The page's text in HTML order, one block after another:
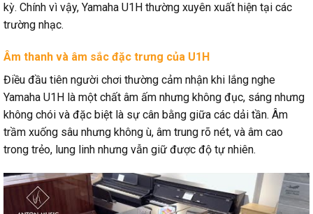
kỳ. Chính vì vậy, Yamaha U1H thường xuyên xuất hiện tại các
trường nhạc.
Âm thanh và âm sắc đặc trưng của U1H
Điều đầu tiên người chơi thường cảm nhận khi lắng nghe
Yamaha U1H là một chất âm ấm nhưng không đục, sáng nhưng
không chói và đặc biệt là sự cân bằng giữa các dải tần. Âm
trầm xuống sâu nhưng không ù, âm trung rõ nét, và âm cao
trong trẻo, lung linh nhưng vẫn giữ được độ tự nhiên.